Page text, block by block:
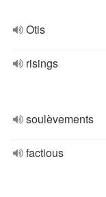
Otis
risings
soulèvements
factious